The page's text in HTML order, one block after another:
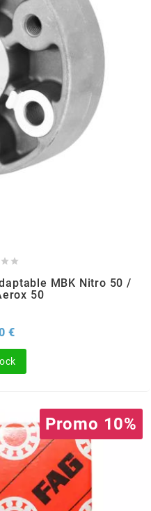
 
MBK Nitro 50 /
50
€
Promo 10%